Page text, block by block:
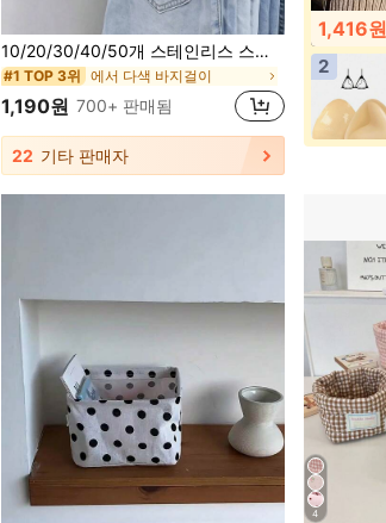
10/20/30/40/50개 스테인리스 스틸 의류 클립, 후크가 있는 스테인리스 스틸 바지 행거 클립, 녹 방지 공간 절약형 행거 클립, 청바지, 바지, 스커트, 부츠, 옷장 정리, 기숙사 세탁 및 여행 건조 보관에 적합, 대학 기숙사 필수품
#1 TOP 3위 에서 다색 바지걸이
1,190원 700+ 판매됨
22 기타 판매자
1,416원
2
4